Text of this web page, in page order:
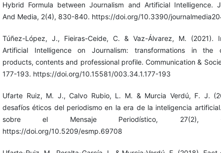
Hybrid Formula between Journalism and Artificial Intelligence.
And Media, 2(4), 830-840. https://doi.org/10.3390/
Túñez-López, J., Fieiras-Ceide, C. & Vaz-Álvarez, M. (2021).
Artificial Intelligence on Journalism: transformations in the
products, contents and professional profile. Communication &
177-193. https://doi.org/10.15581/003.34.1.177-193
Ufarte Ruiz, M. J., Calvo Rubio, L. M. & Murcia Verdú, F. J.
desafíos éticos del periodismo en la era de la inteligencia
sobre el Mensaje Periodístico, 27(2),
https://doi.org/10.5209/esmp.69708